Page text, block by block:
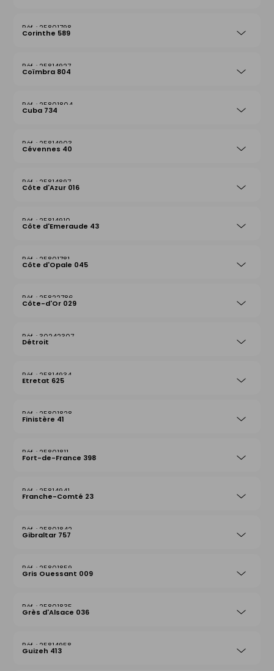
25801798
Corinthe 589
25814927
Coïmbra 804
25801804
Cuba 734
25814903
Cévennes 40
25814897
Côte d'Azur 016
25814910
Côte d'Emeraude 43
25801781
Côte d'Opale 045
25822786
Côte-d'Or 029
30242307
Détroit
25814934
Etretat 625
25801828
Finistère 41
25801811
Fort-de-France 398
25814941
Franche-Comté 23
25801842
Gibraltar 757
25801859
Gris Ouessant 009
25801835
Grès d'Alsace 036
25814958
Guizeh 413